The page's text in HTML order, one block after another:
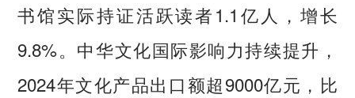
书馆实际持证活跃读者1.1亿人，增长
9.8%。中华文化国际影响力持续提升，
2024年文化产品出口额超9000亿元，比